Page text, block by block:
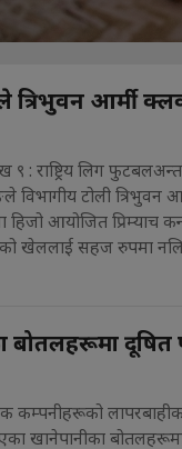
आर्मी
९ : राष्ट्रिय लिग
विभागीय टोली त्रिभुवन
हिजो आयोजित प्रिम्याच
खेललाई सहज रुपमा
बोतलहरूमा दूषित
कम्पनीहरूको
खानेपानीका